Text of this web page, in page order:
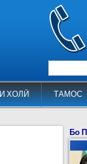
ХОЛӢ ТАМОС
Бо